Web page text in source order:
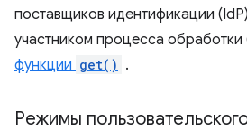
поставщиков идентификации
участником процесса обработки
функции get() .
Режимы